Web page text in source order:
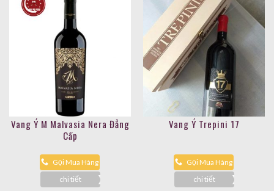
Vang Ý M Malvasia Nera Đẳng
Cấp
Gọi Mua Hàng
chi tiết
Vang Ý Trepini 17
Gọi Mua Hàng
chi tiết